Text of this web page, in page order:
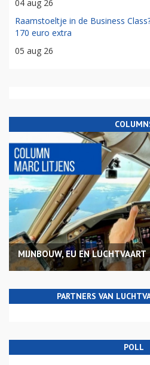
04 aug 26
Raamstoeltje in de Business
170 euro extra
05 aug 26
MIJNBOUW, EU EN LUCHTVAART
PARTNERS VAN
POLL